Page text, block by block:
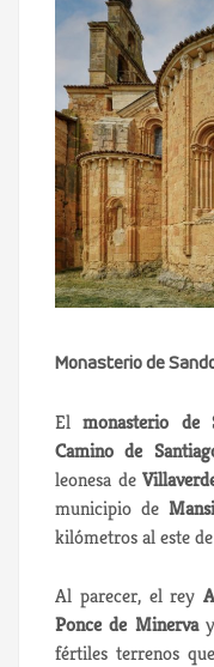
Monasterio de
Elmonasterio de
Camino de
leonesa de
municipio de
kilómetros al este
Al parecer, el rey
Ponce de Minerva
fértiles terrenos